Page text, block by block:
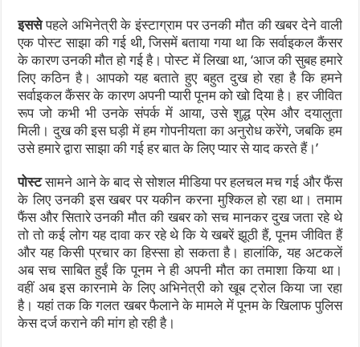
इससेपहले अभिनेत्री के इंस्टाग्राम पर उनकी मौत की खबर देने वाली
एक पोस्ट साझा की गई थी, जिसमें बताया गया था कि सर्वाइकल कैंसर
के कारण उनकी मौत हो गई है। पोस्ट में लिखा था, ‘आज की सुबह हमारे
लिए कठिन है। आपको यह बताते हुए बहुत दुख हो रहा है कि हमने
सर्वाइकल कैंसर के कारण अपनी प्यारी पूनम को खो दिया है। हर जीवित
रूप जो कभी भी उनके संपर्क में आया, उसे शुद्ध प्रेम और दयालुता
मिली। दुख की इस घड़ी में हम गोपनीयता का अनुरोध करेंगे, जबकि हम
उसे हमारे द्वारा साझा की गई हर बात के लिए प्यार से याद करते हैं।’
पोस्टसामने आने के बाद से सोशल मीडिया पर हलचल मच गई और फैंस
के लिए उनकी इस खबर पर यकीन करना मुश्किल हो रहा था। तमाम
फैंस और सितारे उनकी मौत की खबर को सच मानकर दुख जता रहे थे
तो तो कई लोग यह दावा कर रहे थे कि ये खबरें झूठी हैं, पूनम जीवित हैं
और यह किसी प्रचार का हिस्सा हो सकता है। हालांकि, यह अटकलें
अब सच साबित हुईं कि पूनम ने ही अपनी मौत का तमाशा किया था।
वहीं अब इस कारनामे के लिए अभिनेत्री को खूब ट्रोल किया जा रहा
है। यहां तक कि गलत खबर फैलाने के मामले में पूनम के खिलाफ पुलिस
केस दर्ज कराने की मांग हो रही है।